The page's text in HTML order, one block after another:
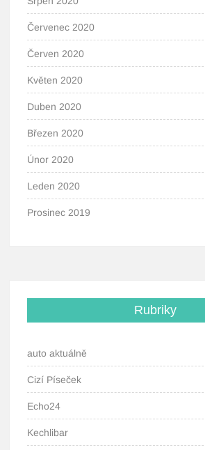
Červenec 2020
Červen 2020
Květen 2020
Duben 2020
Březen 2020
Únor 2020
Leden 2020
Prosinec 2019
Rubriky
auto aktuálně
Cizí Píseček
Echo24
Kechlibar